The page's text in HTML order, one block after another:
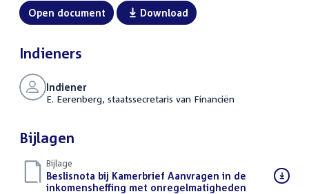
Open document Download
Indieners
Indiener
E. Eerenberg, staatssecretaris van Financiën
Bijlagen
Bijlage
Download
bestand:
Beslisnota bij Kamerbrief Aanvragen in de
inkomensheffing met onregelmatigheden